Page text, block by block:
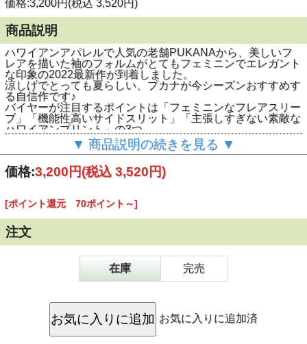
価格:3,200円(税込 3,520円)
商品説明
ハワイアンアパレルで人気の老舗PUKANAから、美しいフ
レアを描いた袖のフォルムがとてもフェミニンでエレガント
な印象の2022最新作が到着しました。
涼しげでとっても夏らしい、プカナが今シーズンおすすめす
る自信作です♪
バイヤーが注目するポイントは「フェミニンなフレアスリー
ブ」「機能性高いサイドスリット」「主張しすぎない素敵な
ハワイアンプリント」の3つ。
フレア袖はたっぷり生地を使っていて素敵な揺れ感とふんわ
りしたフォルムを作ってくれています。袖丈は19cmなので
しっかりした存在感があると同時に中が見えてしまう心配も
ない作り。チラ見えしにくいようにきちんと脇下部分にボデ
様。フェミニンで女性らしいフォルムを作りだしてくれてい
ます。
また、袖はグレー生地に薄いグレーでハワイアンリーフをプ
リント。
囲気を作ってくれる素敵なデザインです。
綿100％素材は、たっぷり生地の大きめシルエットで肌ざわ
りがとっても良い生地を使っています。オススメです。
ズやレギンス、ガウチョとあわせるだけでシンプルスタイリ
ッシュな大人感が完成しちゃいますよ。
フラのレッスンはもちろん、普段着にもリゾートにも着回せ
ちゃう優秀な1着。これでこのお値段はゼッタイお買い得で
▼ 商品説明の続きを見る ▼
価格:3,200円(税込 3,520円)
[ポイント還元 70ポイント～]
注文
在庫 完売
お気に入りに追加済